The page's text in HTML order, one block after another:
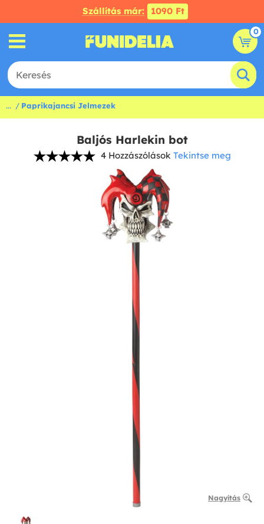
Szállítás már: 1090 Ft
0
... Paprikajancsi Jelmezek
Baljós Harlekin bot
4 Hozzászólások Tekintse meg
Nagyítás